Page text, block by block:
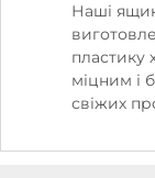
Наші
пластику
міцним і
свіжих